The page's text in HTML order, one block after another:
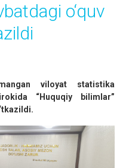
o‘quv
viloyat statistika
“Huquqiy bilimlar”